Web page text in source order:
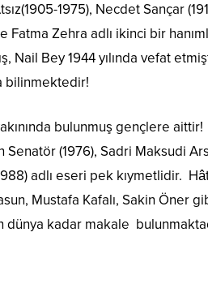
1975), Necdet Sançar
Zehra adlı ikinci bir
Bey 1944 yılında vefat
bilinmektedir!
bulunmuş gençlere aittir!
Senatör (1976), Sadri Maksudi
adlı eseri pek kıymetlidir.
Mustafa Kafalı, Sakin Öner
dünya kadar makale